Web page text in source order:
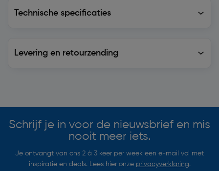
Technische specificaties
Levering en retourzending
Schrijf je in voor de nieuwsbrief en mis
nooit meer iets.
Je ontvangt van ons 2 à 3 keer per week een e-mail vol met
inspiratie en deals. Lees hier onze privacyverklaring.